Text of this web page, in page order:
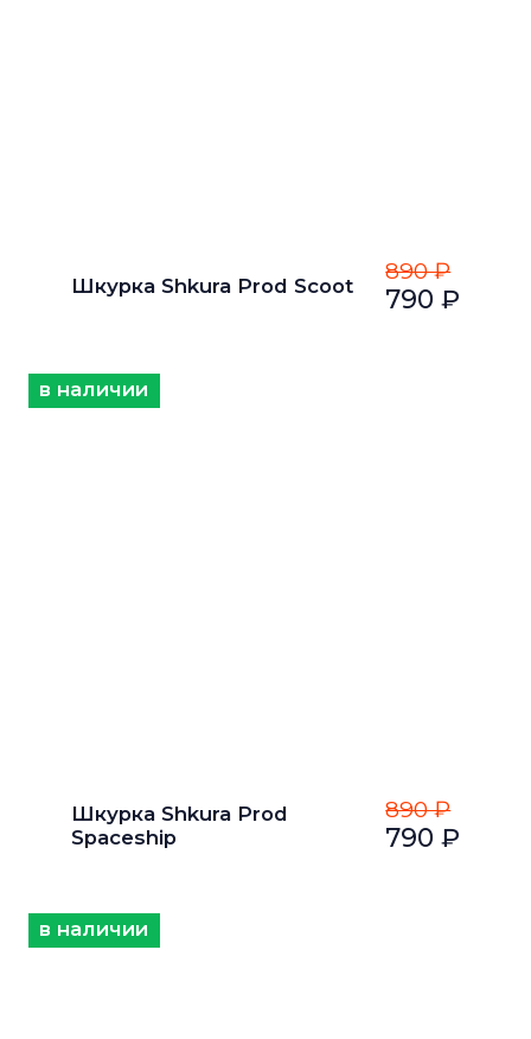
Шкурка Shkura Prod Scoot
890 ₽
790 ₽
Шкурка Shkura Prod
Spaceship
890 ₽
790 ₽
в наличии
в наличии